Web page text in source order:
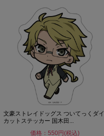
文豪ストレイドッグス ついてっくダイ
カットステッカー 国木田...
価格：550円(税込)